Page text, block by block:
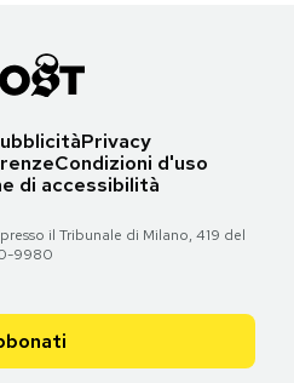
Privacy
Condizioni d'uso
di accessibilità
il Tribunale di Milano, 419 del
9980